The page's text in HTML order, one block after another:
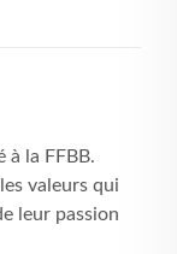
à la FFBB.
valeurs qui
leur passion